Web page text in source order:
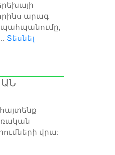
արագ
պահպանումը,
Տեսնել
վրա: